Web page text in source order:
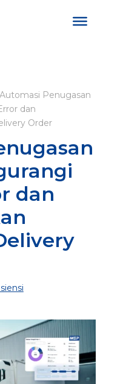
Automasi Penugasan
dan
Order
dan